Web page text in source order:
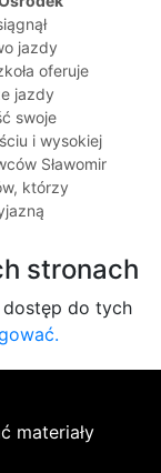
jazdy
oferuje
jazdy
swoje
i wysokiej
Sławomir
którzy
stronach
do tych
materiały